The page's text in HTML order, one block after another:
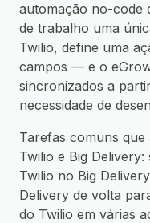
automação no-code
de trabalho uma
Twilio, define uma
campos — e o
sincronizados a
necessidade de
Tarefas comuns que
Twilio e Big
Twilio no Big
Delivery de volta
do Twilio em várias